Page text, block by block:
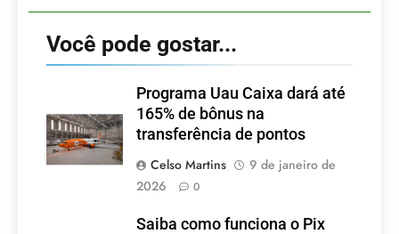
Você pode gostar...
Programa Uau Caixa dará até
165% de bônus na
transferência de pontos
Celso Martins
9 de janeiro de
2026
0
Saiba como funciona o Pix